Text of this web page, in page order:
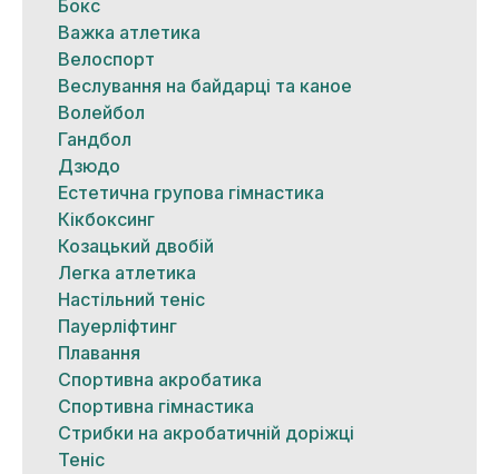
Бокс
Важка атлетика
Велоспорт
Веслування на байдарці та каное
Волейбол
Гандбол
Дзюдо
Естетична групова гімнастика
Кікбоксинг
Козацький двобій
Легка атлетика
Настільний теніс
Пауерліфтинг
Плавання
Спортивна акробатика
Спортивна гімнастика
Стрибки на акробатичній доріжці
Теніс